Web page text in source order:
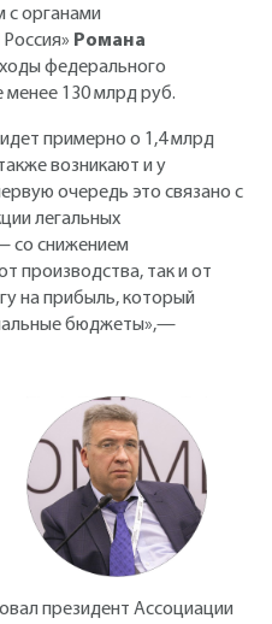
с органами
Романа
федерального
менее 130 млрд руб.
примерно о 1,4 млрд
возникают и у
очередь это связано с
легальных
со снижением
производства, так и от
на прибыль, который
бюджеты»,—
президент Ассоциации